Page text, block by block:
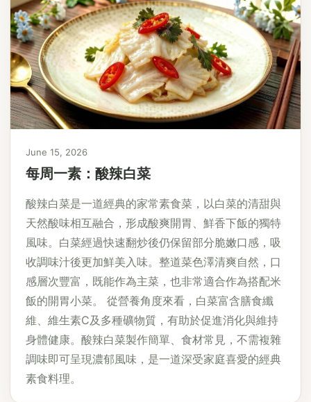
June 15, 2026
每周一素：酸辣白菜
酸辣白菜是一道經典的家常素食菜，以白菜的清甜與
天然酸味相互融合，形成酸爽開胃、鮮香下飯的獨特
風味。白菜經過快速翻炒後仍保留部分脆嫩口感，吸
收調味汁後更加鮮美入味。整道菜色澤清爽自然，口
感層次豐富，既能作為主菜，也非常適合作為搭配米
飯的開胃小菜。 從營養角度來看，白菜富含膳食纖
維、維生素C及多種礦物質，有助於促進消化與維持
身體健康。酸辣白菜製作簡單、食材常見，不需複雜
調味即可呈現濃郁風味，是一道深受家庭喜愛的經典
素食料理。